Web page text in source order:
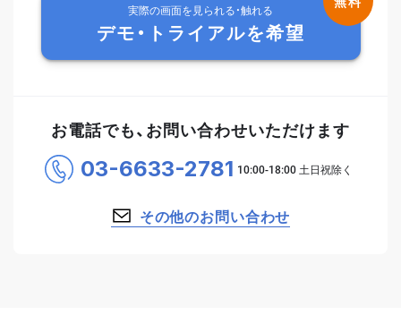
実際の画面を見られる・触れる
デモ・トライアルを希望
お電話でも、お問い合わせいただけます
03-6633-2781
その他のお問い合わせ